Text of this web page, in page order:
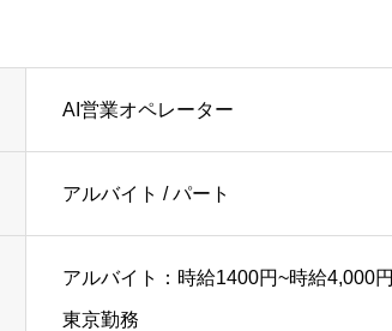
AI営業オペレーター
アルバイト / パート
アルバイト：時給1400円~時給4,000円
東京勤務